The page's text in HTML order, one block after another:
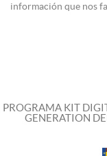
información que nos
PROGRAMA KIT
GENERATION